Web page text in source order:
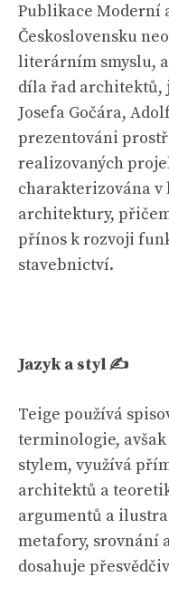
Publikace Moderní
Československu
literárním smyslu,
díla řad architektů,
Josefa Gočára,
prezentováni
realizovaných
charakterizována
architektury,
přínos k rozvoji
stavebnictví.
Jazyk a styl ✍️
Teige používá
terminologie,
stylem, využívá
architektů a
argumentů a
metafory, srovnání
dosahuje